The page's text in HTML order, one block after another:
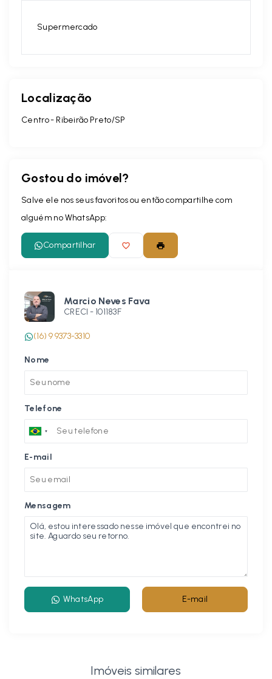
Supermercado
Localização
Centro - Ribeirão Preto/SP
Gostou do imóvel?
Salve ele nos seus favoritos ou então compartilhe com
alguém no WhatsApp:
Compartilhar
Marcio Neves Fava
CRECI - 101183F
(16) 9 9373-3310
Nome
Telefone
E-mail
Mensagem
WhatsApp E-mail
Imóveis similares